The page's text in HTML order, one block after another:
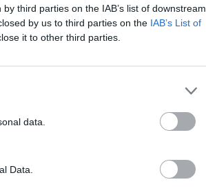
third parties on the IAB’s list of downstream
by us to third parties on the IAB’s List of
it to other third parties.
data.
Data.